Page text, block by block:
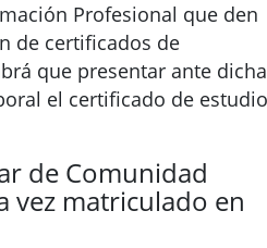
Profesional que den
de certificados de
que presentar ante dicha
el certificado de
de Comunidad
vez matriculado en